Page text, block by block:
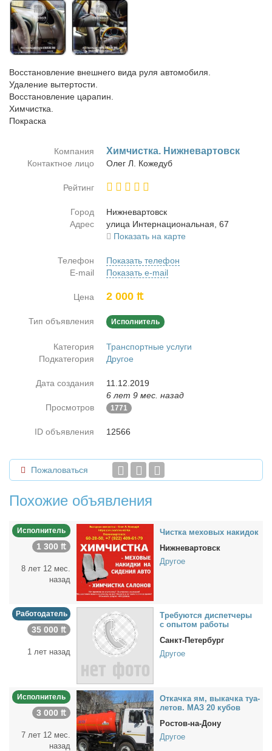
Восстановление внешнего вида руля автомобиля.
Удаление вытертости.
Восстановление царапин.
Химчистка.
Покраска
Компания Хим­чист­ка. Ниж­не­вар­товск
Контактное лицо Олег Л. Ко­же­дуб
Рейтинг
Город
Ниж­не­вар­товск
Адрес
ули­ца Ин­тер­на­цио­наль­ная, 67
Показать на карте
Телефон
Показать телефон
E-mail
Показать e-mail
Цена 2 000 ₶
Тип объявления Исполнитель
Категория
Транспортные услуги
Подкатегория
Другое
Дата создания
11.12.2019
6 лет 9 мес. назад
Просмотров
1771
ID объявления 12566
Пожаловаться
Похожие объявления
Исполнитель
1 300 ₶
8 лет 12 мес.
назад
Чист­ка ме­хо­вых на­ки­док
Нижневартовск
Другое
Работодатель
35 000 ₶
1 лет назад
Тре­бу­ют­ся дис­пет­че­ры
с опы­том ра­бо­ты
Санкт-Петербург
Другое
Исполнитель
3 000 ₶
7 лет 12 мес.
назад
От­кач­ка ям, вы­кач­ка туа­
ле­тов. МАЗ 20 ку­бов
Ростов-на-Дону
Другое